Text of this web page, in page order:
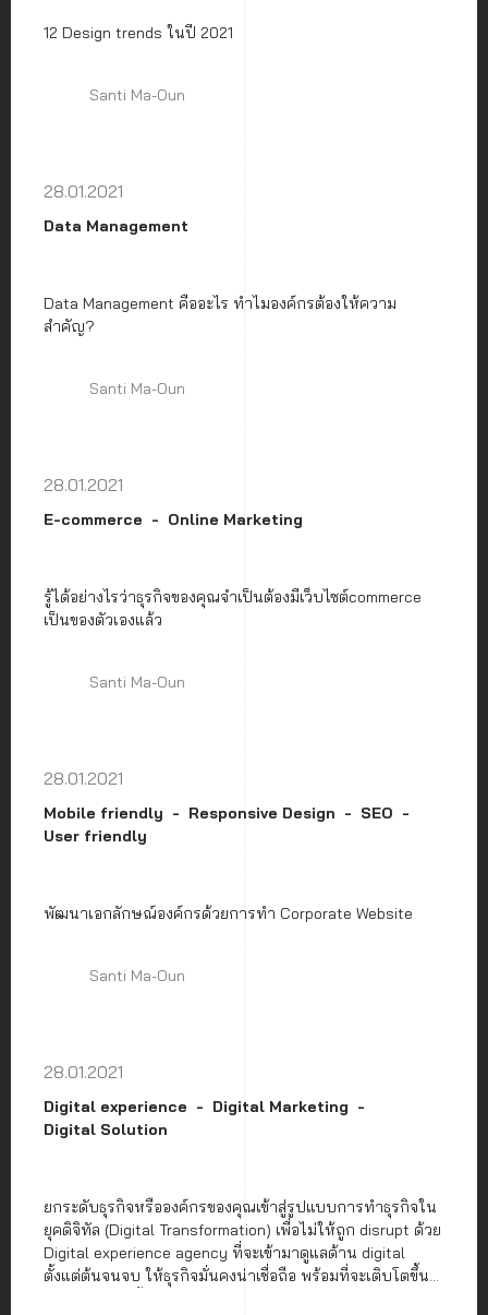
12 Design trends ในปี 2021
Santi Ma-Oun
28.01.2021
Data Management
Data Management คืออะไร ทำไมองค์กรต้องให้ความ
สำคัญ?
Santi Ma-Oun
28.01.2021
E-commerce Online Marketing
รู้ได้อย่างไรว่าธุรกิจของคุณจำเป็นต้องมีเว็บไซต์commerce
เป็นของตัวเองแล้ว
Santi Ma-Oun
28.01.2021
Mobile friendly Responsive Design
SEO
User friendly
พัฒนาเอกลักษณ์องค์กรด้วยการทำ Corporate Website
Santi Ma-Oun
28.01.2021
Digital experience
Digital Marketing
Digital Solution
ยกระดับธุรกิจหรือองค์กรของคุณเข้าสู่รูปแบบการทำธุรกิจใน
ยุคดิจิทัล (Digital Transformation) เพื่อไม่ให้ถูก disrupt ด้วย
Digital experience agency ที่จะเข้ามาดูแลด้าน digital
ตั้งแต่ต้นจนจบ ให้ธุรกิจมั่นคงน่าเชื่อถือ พร้อมที่จะเติบโตขึ้น